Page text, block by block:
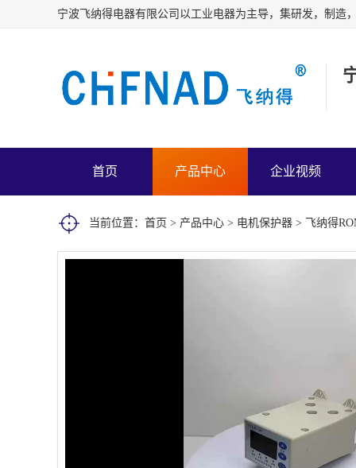
首页 产品中心 企业视频
当前位置： 首页 > 产品中心 > 电机保护器 > 飞纳得